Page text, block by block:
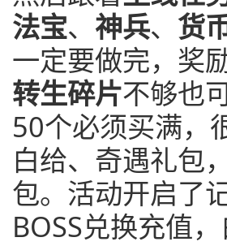
法宝、 神兵、 货
一定要做完，奖
转生碎片不够也
50个必须买满，
白给、奇遇礼包
包。活动开启了
BOSS兑换充值